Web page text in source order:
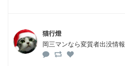
猫行燈
岡三マンなら変質者出没情